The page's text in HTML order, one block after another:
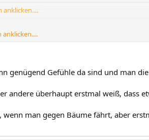
ist.
anklicken....
genügend Gefühle da sind und man die
andere überhaupt erstmal weiß, dass
man gegen Bäume fährt, aber